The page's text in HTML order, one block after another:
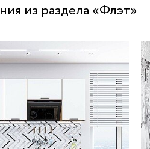
из раздела «Флэт»